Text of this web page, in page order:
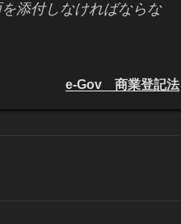
添付しなければならな
e-Gov 商業登記法